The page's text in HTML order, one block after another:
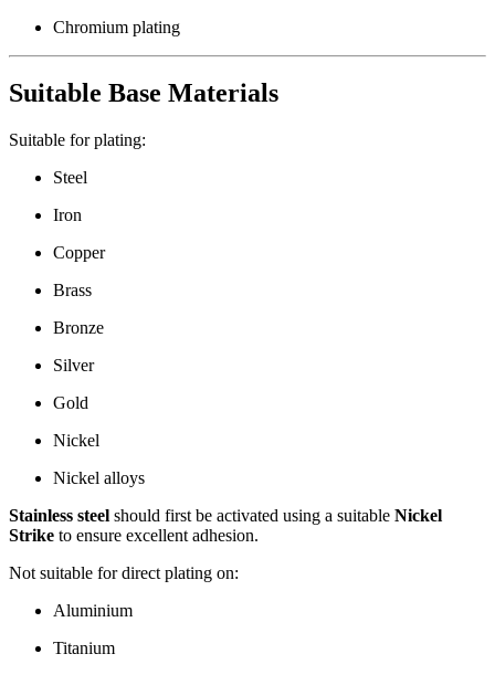
Chromium plating
Suitable Base Materials
Suitable for plating:
Steel
Iron
Copper
Brass
Bronze
Silver
Gold
Nickel
Nickel alloys
Stainless steel should first be activated using a suitable Nickel
Strike to ensure excellent adhesion.
Not suitable for direct plating on:
Aluminium
Titanium